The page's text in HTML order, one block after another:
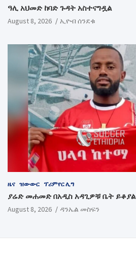
ዓሊ አህመድ ከባድ ጉዳት አስተናግዷል
August 8, 2026 ኢዮብ ሰንደቁ
ዜና ዝውውር ፕሪምየር ሊግ
ያሬድ መሐመድ በአዲስ አዳጊዎቹ ቤት ይቆያል
August 8, 2026 ዳንኤል መስፍን